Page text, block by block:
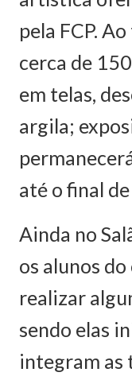
pela FCP.
cerca de
em telas,
argila;
até o final
Ainda no
os alunos
realizar
sendo elas
integram as